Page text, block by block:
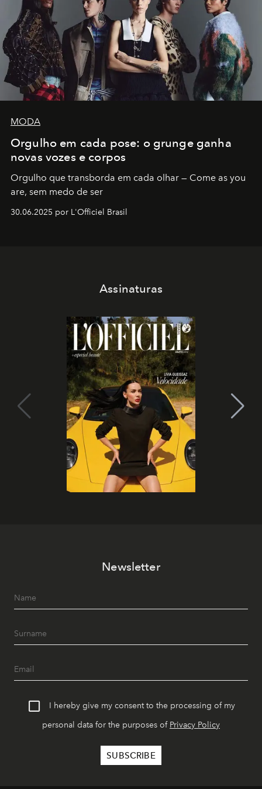
MODA
Orgulho em cada pose: o grunge ganha
novas vozes e corpos
Orgulho que transborda em cada olhar — Come as you
are, sem medo de ser
30.06.2025 por L'Officiel Brasil
Assinaturas
Newsletter
I hereby give my consent to the processing of my
personal data for the purposes of Privacy Policy